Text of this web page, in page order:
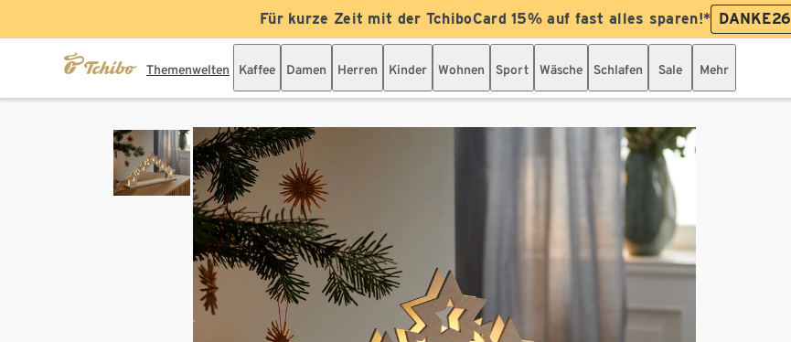
Für kurze Zeit mit der TchiboCard 15% auf fast alles sparen!* DANKE26
Themenwelten Kaffee Damen Herren Kinder Wohnen Sport Wäsche Schlafen Sale Mehr